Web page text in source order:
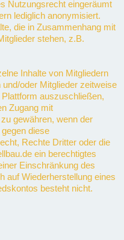
Nutzungsrecht eingeräumt
lediglich anonymisiert.
die in Zusammenhang mit
stehen, z.B.
Inhalte von Mitgliedern
oder Mitglieder zeitweise
auszuschließen,
Zugang mit
gewähren, wenn der
diese
Rechte Dritter oder die
ein berechtigtes
Einschränkung des
auf Wiederherstellung eines
besteht nicht.